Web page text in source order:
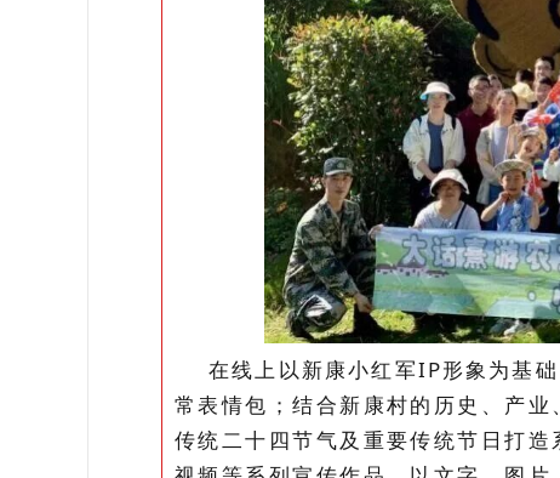
在线上以新康小红军IP形象为基
常表情包；结合新康村的历史、产
传统二十四节气及重要传统节日打